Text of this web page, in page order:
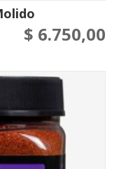
$ 6.750,00